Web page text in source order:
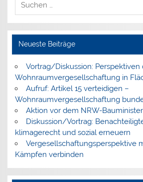
Neueste Beiträge
Vortrag/Diskussion: Perspektiven
Wohnraumvergesellschaftung in
Aufruf: Artikel 15 verteidigen –
Wohnraumvergesellschaftung
Aktion vor dem NRW-
Diskussion/Vortrag:
klimagerecht und sozial erneuern
Vergesellschaftungsperspektive
Kämpfen verbinden